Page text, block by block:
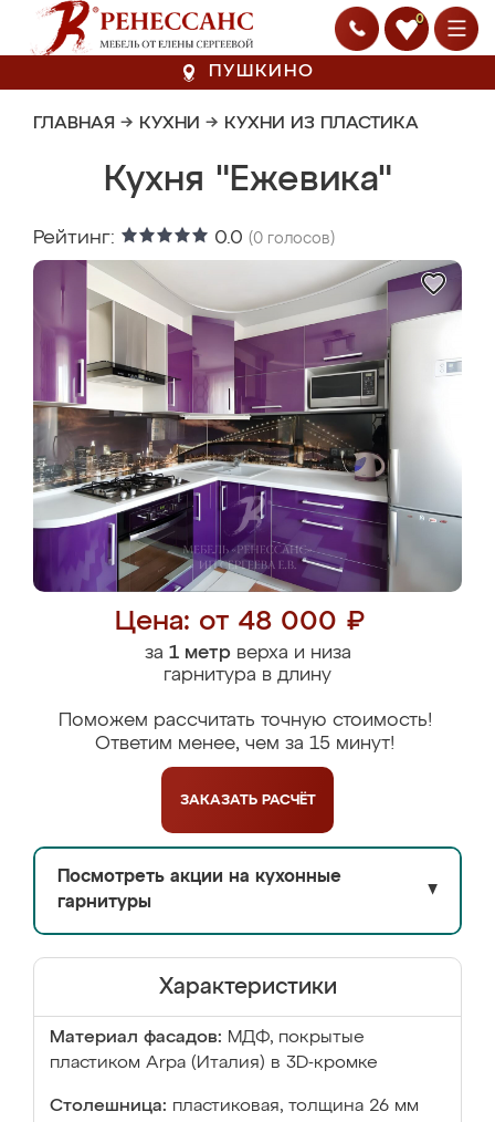
0
ПУШКИНО
ГЛАВНАЯ → КУХНИ → КУХНИ ИЗ ПЛАСТИКА
Кухня "Ежевика"
Рейтинг: 0.0 (0 голосов)
Цена: от 48 000 ₽
за 1 метрверха и низа
гарнитура в длину
Поможем рассчитать точную стоимость!
Ответим менее, чем за 15 минут!
ЗАКАЗАТЬ РАСЧЁТ
Посмотреть акции на кухонные
гарнитуры
▼
Характеристики
Материал фасадов: МДФ, покрытые
пластиком Arpa (Италия) в 3D-кромке
Столешница: пластиковая, толщина 26 мм